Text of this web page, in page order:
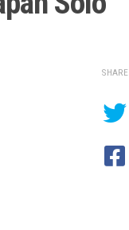
SHARE